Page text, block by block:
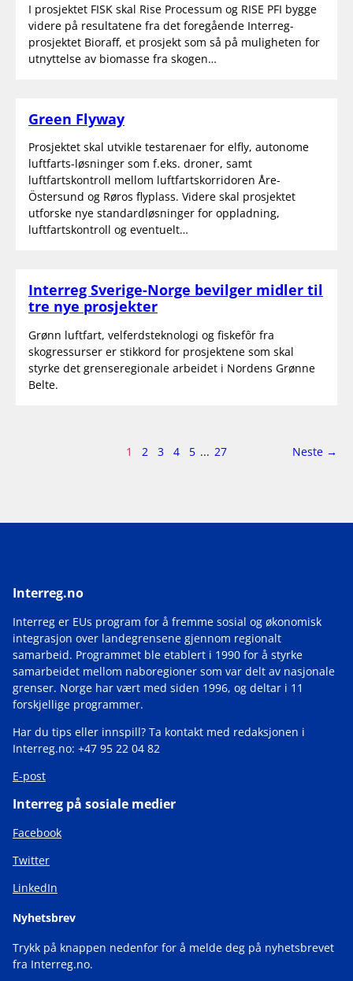
I prosjektet FISK skal Rise Processum og RISE PFI bygge
videre på resultatene fra det foregående Interreg-
prosjektet Bioraff, et prosjekt som så på muligheten for
utnyttelse av biomasse fra skogen…
Green Flyway
Prosjektet skal utvikle testarenaer for elfly, autonome
luftfarts-løsninger som f.eks. droner, samt
luftfartskontroll mellom luftfartskorridoren Åre-
Östersund og Røros flyplass. Videre skal prosjektet
utforske nye standardløsninger for oppladning,
luftfartskontroll og eventuelt…
Interreg Sverige-Norge bevilger midler til
tre nye prosjekter
Grønn luftfart, velferdsteknologi og fiskefôr fra
skogressurser er stikkord for prosjektene som skal
styrke det grenseregionale arbeidet i Nordens Grønne
Belte.
1 2 3 4 5 ... 27 Neste side
→
Interreg.no
Interreg er EUs program for å fremme sosial og økonomisk
integrasjon over landegrensene gjennom regionalt
samarbeid. Programmet ble etablert i 1990 for å styrke
samarbeidet mellom naboregioner som var delt av nasjonale
grenser. Norge har vært med siden 1996, og deltar i 11
forskjellige programmer.
Har du tips eller innspill? Ta kontakt med redaksjonen i
Interreg.no: +47 95 22 04 82
E-post
Interreg på sosiale medier
Facebook
Twitter
LinkedIn
Nyhetsbrev
Trykk på knappen nedenfor for å melde deg på nyhetsbrevet
fra Interreg.no.